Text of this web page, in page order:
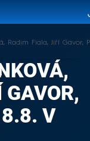
Radim Fiala, Jiří Gavor,
V